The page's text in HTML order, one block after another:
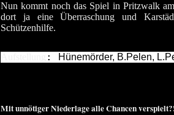
Nun kommt noch das Spiel in Pritzwalk
dort ja eine Überraschung und
Schützenhilfe.
: Hünemörder, B.Pelen,
Mit unnötiger Niederlage alle Chancen